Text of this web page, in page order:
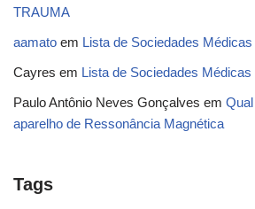
TRAUMA
aamato em Lista de Sociedades Médicas
Cayres em Lista de Sociedades Médicas
Paulo Antônio Neves Gonçalves em
aparelho de Ressonância Magnética
Tags